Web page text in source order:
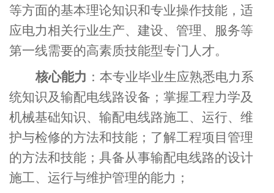
等方面的基本理论知识和专业操作技能，适
应电力相关行业生产、建设、管理、服务等
第一线需要的高素质技能型专门人才。
核心能力 ：本专业毕业生应熟悉电力系
统知识及输配电线路设备；掌握工程力学及
机械基础知识、输配电线路施工、运行、维
护与检修的方法和技能；了解工程项目管理
的方法和技能；具备从事输配电线路的设计
施工、运行与维护管理的能力；